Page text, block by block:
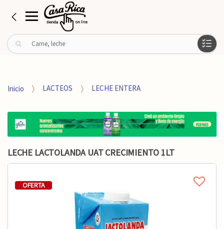
B
u
r
o
Inicio LACTEOS LECHE ENTERA
LECHE LACTOLANDA UAT CRECIMIENTO 1LT
OFERTA